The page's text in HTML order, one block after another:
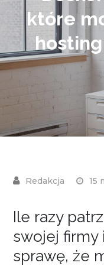
które
15
Ile razy
swojej firmy
sprawę, że